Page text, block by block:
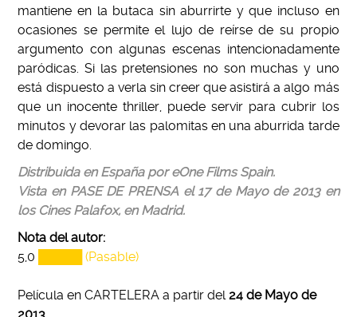
mantiene en la butaca sin aburrirte y que incluso en
ocasiones se permite el lujo de reírse de su propio
argumento con algunas escenas intencionadamente
paródicas. Si las pretensiones no son muchas y uno
está dispuesto a verla sin creer que asistirá a algo más
que un inocente thriller, puede servir para cubrir los
minutos y devorar las palomitas en una aburrida tarde
de domingo.
Distribuida en España por eOne Films Spain.
Vista en PASE DE PRENSA el 17 de Mayo de 2013 en
los Cines Palafox, en Madrid.
Nota del autor:
5,0
█████ (Pasable)
Película en CARTELERA a partir del24 de Mayo de